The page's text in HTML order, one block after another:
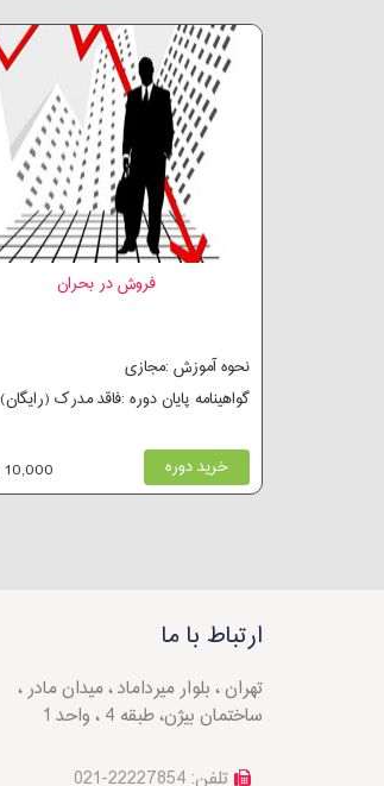
فروش در بحران
نحوه آموزش :مجازی
گواهینامه پایان دوره :فاقد مدرک (رایگان)
خرید دوره 10,000 تومان
ارتباط با ما
تهران ، بلوار میرداماد ، میدان مادر ،
ساختمان بیژن، طبقه 4 ، واحد 1
تلفن: 22227854-021